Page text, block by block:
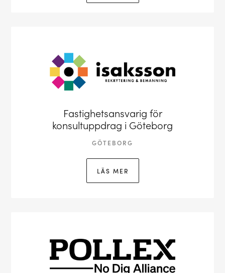
Fastighetsansvarig för
konsultuppdrag i Göteborg
GÖTEBORG
LÄS MER